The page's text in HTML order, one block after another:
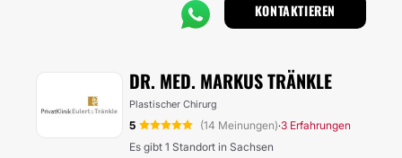
KONTAKTIEREN
DR. MED. MARKUS TRÄNKLE
Plastischer Chirurg
5 (14 Meinungen)·3 Erfahrungen
Es gibt 1 Standort in Sachsen